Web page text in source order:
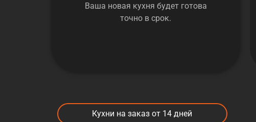
Ваша новая кухня будет готова
точно в срок.
Кухни на заказ от 14 дней